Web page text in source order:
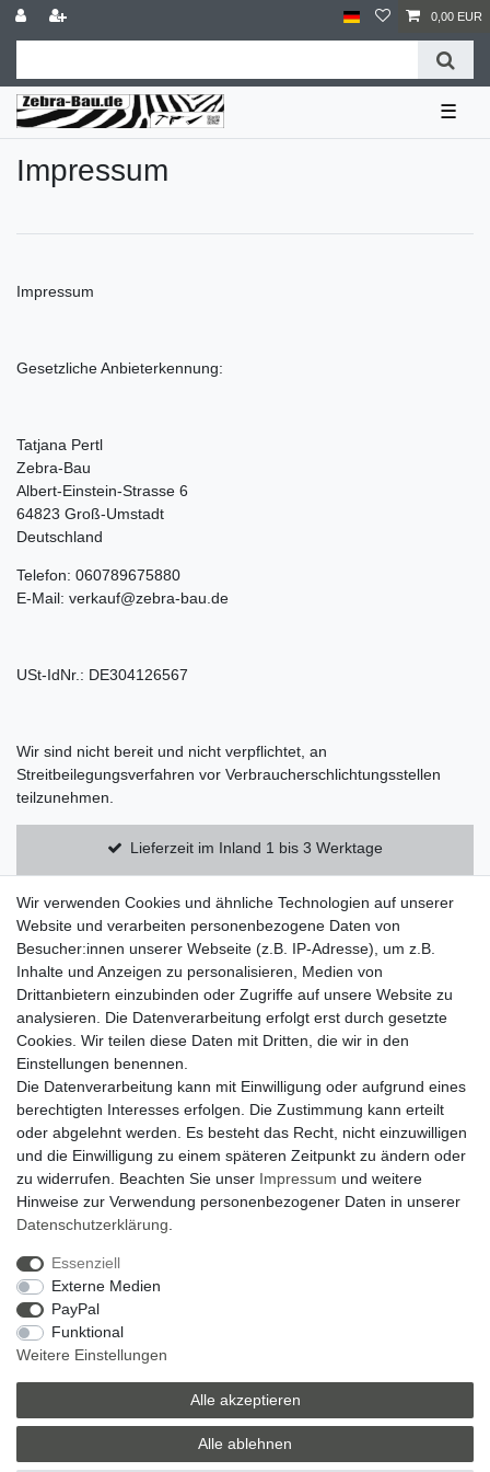
0,00 EUR
☰
Impressum
Impressum
Gesetzliche Anbieterkennung:
Tatjana Pertl
Zebra-Bau
Albert-Einstein-Strasse 6
64823 Groß-Umstadt
Deutschland
Telefon: 060789675880
E-Mail: verkauf@zebra-bau.de
USt-IdNr.: DE304126567
Wir sind nicht bereit und nicht verpflichtet, an
Streitbeilegungsverfahren vor Verbraucherschlichtungsstellen
teilzunehmen.
Lieferzeit im Inland 1 bis 3 Werktage
Kostenloser Versand innerhalb Deutschlands
14 Tage Rückgaberecht
Zahlung und Versand
Widerrufsrecht
Widerrufsformular
Datenschutzerklärung
AGB
Impressum
Zebra-Bau
06078 / 9675880
verkauf@zebra-bau.de
Montag - Freitag, 08:00 - 12:00
Wir verwenden Cookies und ähnliche Technologien auf unserer
Website und verarbeiten personenbezogene Daten von
Besucher:innen unserer Webseite (z.B. IP-Adresse), um z.B.
Inhalte und Anzeigen zu personalisieren, Medien von
Drittanbietern einzubinden oder Zugriffe auf unsere Website zu
analysieren. Die Datenverarbeitung erfolgt erst durch gesetzte
Cookies. Wir teilen diese Daten mit Dritten, die wir in den
Einstellungen benennen.
Die Datenverarbeitung kann mit Einwilligung oder aufgrund eines
berechtigten Interesses erfolgen. Die Zustimmung kann erteilt
oder abgelehnt werden. Es besteht das Recht, nicht einzuwilligen
und die Einwilligung zu einem späteren Zeitpunkt zu ändern oder
zu widerrufen. Beachten Sie unser Impressum und weitere
Hinweise zur Verwendung personenbezogener Daten in unserer
Daten­schutz­erklärung
Essenziell
Externe Medien
PayPal
Funktional
Weitere Einstellungen
Alle akzeptieren
Alle ablehnen